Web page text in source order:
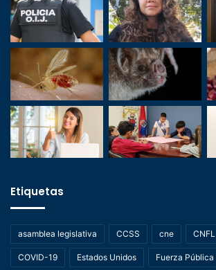
Etiquetas
asamblea legislativa CCSS cne CNFL
COVID-19 Estados Unidos Fuerza Pública